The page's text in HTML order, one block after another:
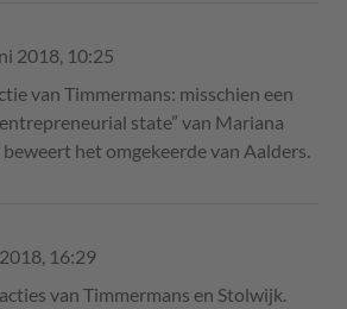
2018, 10:25
van Timmermans: misschien een
state” van Mariana
het omgekeerde van Aalders.
16:29
van Timmermans en Stolwijk.